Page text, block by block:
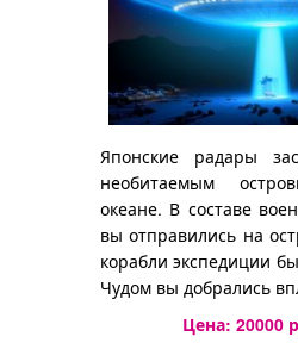
Японские радары
необитаемым
океане. В составе
вы отправились на
корабли экспедиции
Чудом вы добрались
Цена: 20000